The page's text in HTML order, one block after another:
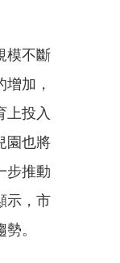
模不斷
加，
上投入
園也將
步推動
示，市
。